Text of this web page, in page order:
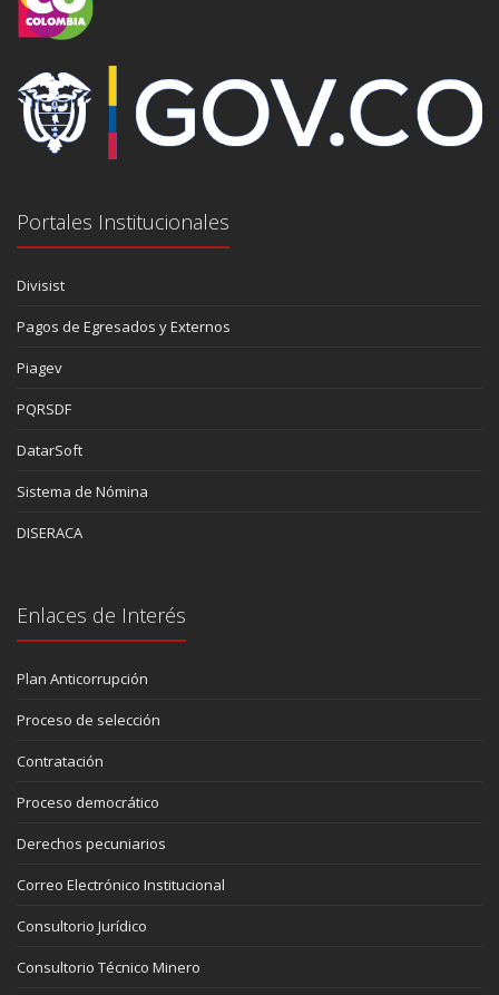
Portales Institucionales
Divisist
Pagos de Egresados y Externos
Piagev
PQRSDF
DatarSoft
Sistema de Nómina
DISERACA
Enlaces de Interés
Plan Anticorrupción
Proceso de selección
Contratación
Proceso democrático
Derechos pecuniarios
Correo Electrónico Institucional
Consultorio Jurídico
Consultorio Técnico Minero